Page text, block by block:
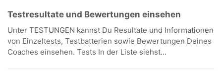
Testresultate und Bewertungen einsehen
Unter TESTUNGEN kannst Du Resultate und Informationen
von Einzeltests, Testbatterien sowie Bewertungen Deines
Coaches einsehen. Tests In der Liste siehst...